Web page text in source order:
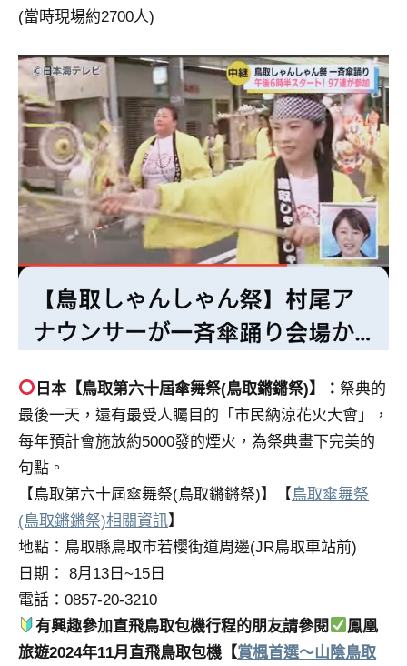
(當時現場約2700人)
日本【鳥取第六十屆傘舞祭(鳥取鏘鏘祭)】：祭典的
最後一天，還有最受人矚目的「市民納涼花火大會」，
每年預計會施放約5000發的煙火，為祭典畫下完美的
句點。
【鳥取第六十屆傘舞祭(鳥取鏘鏘祭)】【 鳥取傘舞祭
(鳥取鏘鏘祭)相關資訊】
地點：鳥取縣鳥取市若櫻街道周邊(JR鳥取車站前)
日期： 8月13日~15日
電話：0857-20-3210
有興趣參加直飛鳥取包機行程的朋友請參閱
鳳凰
旅遊2024年11月直飛鳥取包機【賞楓首選～山陰鳥取